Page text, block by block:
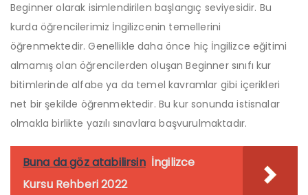
Beginner olarak isimlendirilen başlangıç seviyesidir. Bu
kurda öğrencilerimiz İngilizcenin temellerini
öğrenmektedir. Genellikle daha önce hiç İngilizce eğitimi
almamış olan öğrencilerden oluşan Beginner sınıfı kur
bitimlerinde alfabe ya da temel kavramlar gibi içerikleri
net bir şekilde öğrenmektedir. Bu kur sonunda istisnalar
olmakla birlikte yazılı sınavlara başvurulmaktadır.
Buna da göz atabilirsin İngilizce
Kursu Rehberi 2022